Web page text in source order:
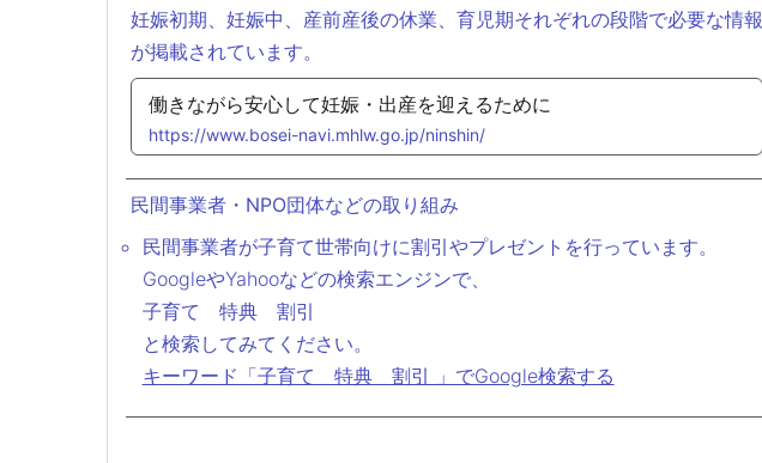
妊娠初期、妊娠中、産前産後の休業、育児期それぞれの段階で必要な情報
が掲載されています。
働きながら安心して妊娠・出産を迎えるために
https://www.bosei-navi.mhlw.go.jp/ninshin/
民間事業者・NPO団体などの取り組み
民間事業者が子育て世帯向けに割引やプレゼントを行っています。
GoogleやYahooなどの検索エンジンで、
子育て 特典 割引
と検索してみてください。
キーワード「子育て 特典 割引 」でGoogle検索する